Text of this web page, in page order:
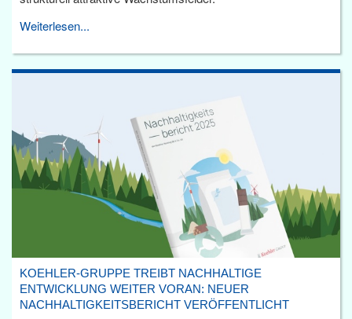
Weiterlesen...
KOEHLER-GRUPPE TREIBT NACHHALTIGE
ENTWICKLUNG WEITER VORAN: NEUER
NACHHALTIGKEITSBERICHT VERÖFFENTLICHT